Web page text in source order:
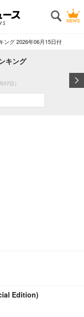
ング 2026年06月15日付
キング
07日）
Edition)